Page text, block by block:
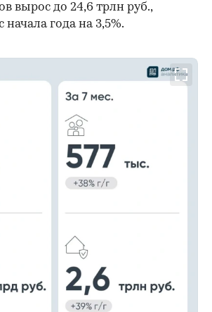
вырос до 24,6 трлн руб.,
начала года на 3,5%.